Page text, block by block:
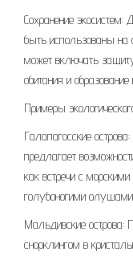
Сохранение экосистем:
быть использованы на
может включать
обитания и
Примеры
Галапагосские
предлагает
как встречи с
голубоногими
Мальдивские острова:
снорклингом в